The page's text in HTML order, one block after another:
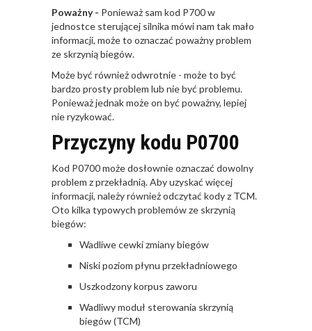
Poważny - Ponieważ sam kod P700 w
jednostce sterującej silnika mówi nam tak mało
informacji, może to oznaczać poważny problem
ze skrzynią biegów.
Może być również odwrotnie - może to być
bardzo prosty problem lub nie być problemu.
Ponieważ jednak może on być poważny, lepiej
nie ryzykować.
Przyczyny kodu P0700
Kod P0700 może dosłownie oznaczać dowolny
problem z przekładnią. Aby uzyskać więcej
informacji, należy również odczytać kody z TCM.
Oto kilka typowych problemów ze skrzynią
biegów:
Wadliwe cewki zmiany biegów
Niski poziom płynu przekładniowego
Uszkodzony korpus zaworu
Wadliwy moduł sterowania skrzynią
biegów (TCM)